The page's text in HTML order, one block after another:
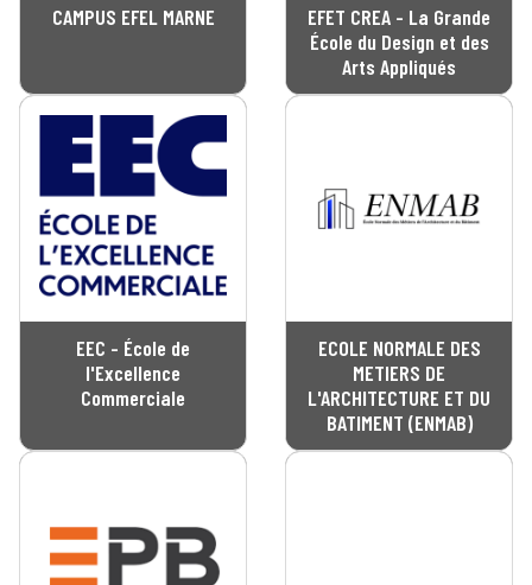
CAMPUS EFEL MARNE
EFET CREA - La Grande
École du Design et des
Arts Appliqués
EEC - École de
l'Excellence
Commerciale
ECOLE NORMALE DES
METIERS DE
L'ARCHITECTURE ET DU
BATIMENT (ENMAB)